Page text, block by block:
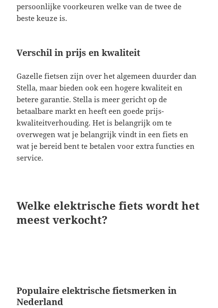
persoonlijke voorkeuren welke van de twee de
beste keuze is.
Verschil in prijs en kwaliteit
Gazelle fietsen zijn over het algemeen duurder dan
Stella, maar bieden ook een hogere kwaliteit en
betere garantie. Stella is meer gericht op de
betaalbare markt en heeft een goede prijs-
kwaliteitverhouding. Het is belangrijk om te
overwegen wat je belangrijk vindt in een fiets en
wat je bereid bent te betalen voor extra functies en
service.
Welke elektrische fiets wordt het
meest verkocht?
Populaire elektrische fietsmerken in
Nederland